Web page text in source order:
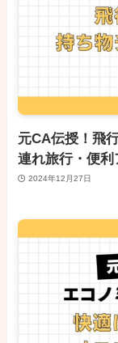
元CA伝授！飛
連れ旅行・便
2024年12月27日